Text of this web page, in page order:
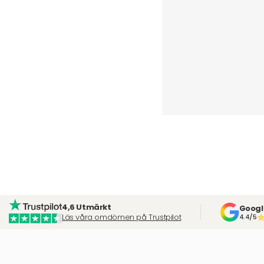
4,6 Utmärkt
Läs våra omdömen på Trustpilot
4.4/5